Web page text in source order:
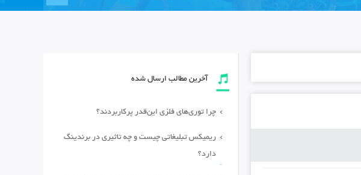
آخرین مطالب ارسال شده
چرا توری‌های فلزی این‌قدر پرکاربردند؟
ریمیکس تبلیغاتی چیست و چه تاثیری در برندینگ
دارد؟